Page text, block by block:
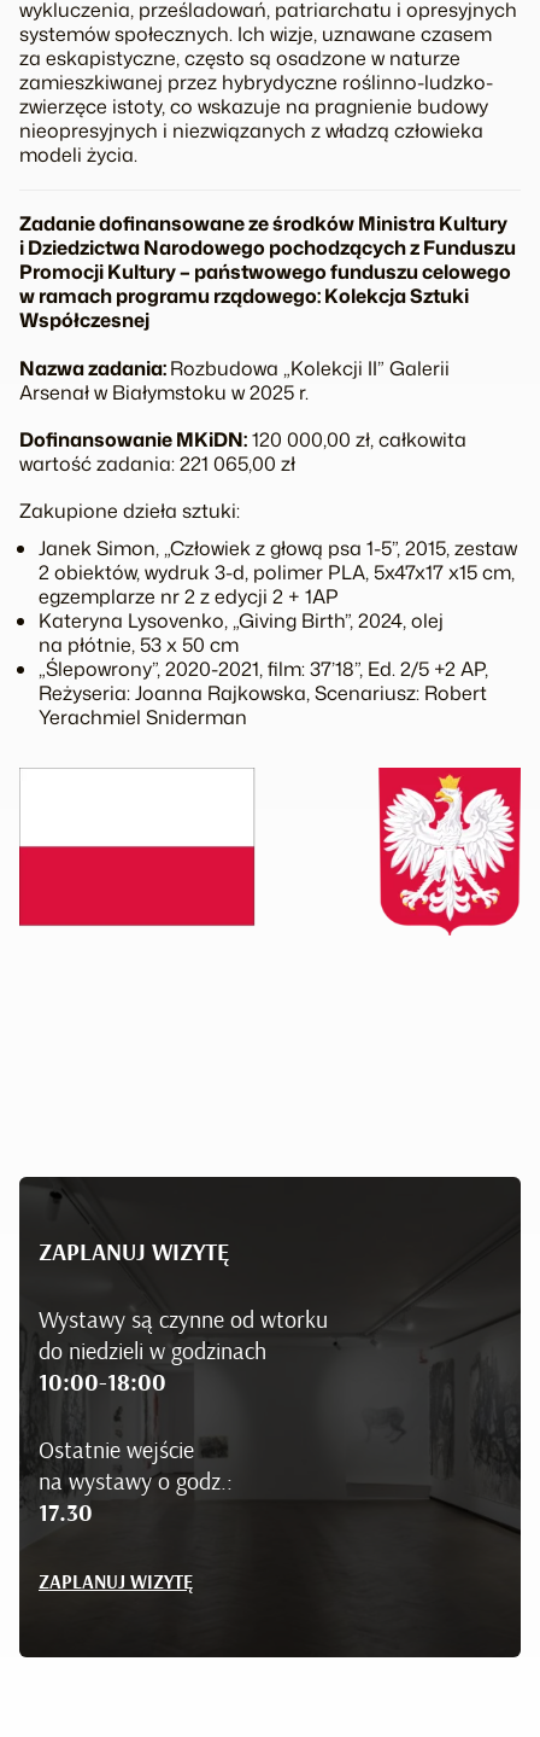
wykluczenia, prześladowań, patriarchatu i opresyjnych
systemów społecznych. Ich wizje, uznawane czasem
za eskapistyczne, często są osadzone w naturze
zamieszkiwanej przez hybrydyczne roślinno-ludzko-
zwierzęce istoty, co wskazuje na pragnienie budowy
nieopresyjnych i niezwiązanych z władzą człowieka
modeli życia.
Zadanie dofinansowane ze środków Ministra Kultury
i Dziedzictwa Narodowego pochodzących z Funduszu
Promocji Kultury – państwowego funduszu celowego
w ramach programu rządowego: Kolekcja Sztuki
Współczesnej
Nazwa zadania:Rozbudowa „Kolekcji II” Galerii
Arsenał w Białymstoku w 2025 r.
Dofinansowanie MKiDN:120 000,00 zł, całkowita
wartość zadania: 221 065,00 zł
Zakupione dzieła sztuki:
Janek Simon, „Człowiek z głową psa 1-5”, 2015, zestaw
2 obiektów, wydruk 3-d, polimer PLA, 5x47x17 x15 cm,
egzemplarze nr 2 z edycji 2 + 1AP
Kateryna Lysovenko, „Giving Birth”, 2024, olej
na płótnie, 53 x 50 cm
„Ślepowrony”, 2020-2021, film: 37’18”, Ed. 2/5 +2 AP,
Reżyseria: Joanna Rajkowska, Scenariusz: Robert
Yerachmiel Sniderman
ZAPLANUJ WIZYTĘ
Wystawy są czynne od wtorku
do niedzieli w godzinach
10:00-18:00
Ostatnie wejście
na wystawy o godz.:
17.30
ZAPLANUJ WIZYTĘ